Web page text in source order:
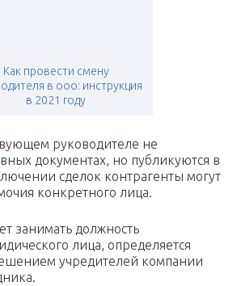
Как провести смену
в ооо: инструкция
в 2021 году
руководителе не
документах, но публикуются в
сделок контрагенты могут
конкретного лица.
занимать должность
лица, определяется
учредителей компании